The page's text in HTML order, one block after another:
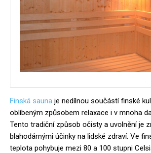
Finská sauna je nedílnou součástí finské
oblíbeným způsobem relaxace i v mnoha
Tento tradiční způsob očisty a uvolnění je
blahodárnými účinky na lidské zdraví. Ve
teplota pohybuje mezi 80 a 100 stupni